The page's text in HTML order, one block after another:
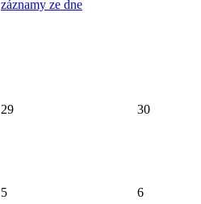
záznamy ze dne
29 30
5 6